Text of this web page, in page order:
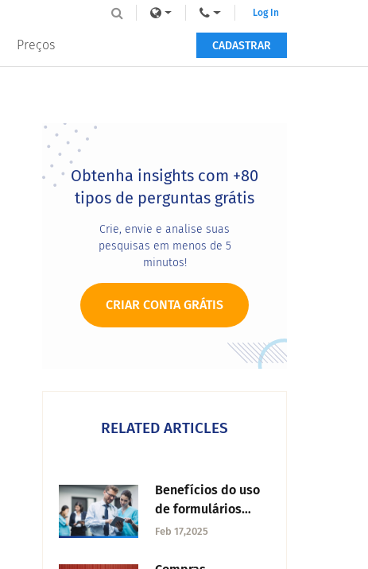
Preços
Log In
CADASTRAR
Primary
Sidebar
Obtenha insights com +80
tipos de perguntas grátis
Crie, envie e analise suas
pesquisas em menos de 5
minutos!
CRIAR CONTA GRÁTIS
RELATED ARTICLES
Benefícios do uso
de formulários
médicos
Feb 17,2025